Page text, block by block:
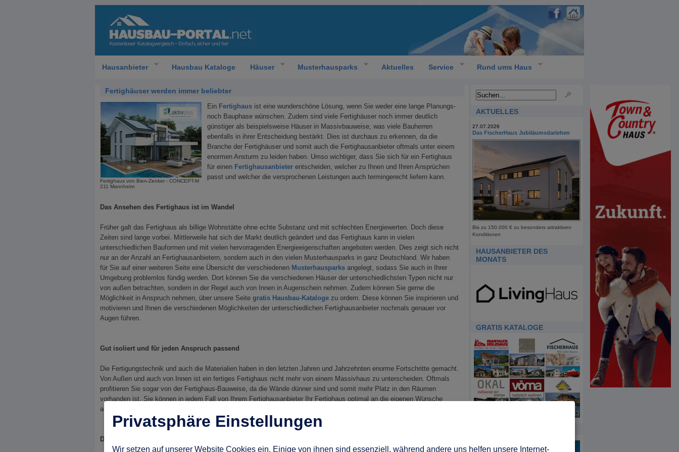
Hausanbieter Hausbau Kataloge Häuser Musterhausparks Aktuelles Service Rund ums Haus
Fertighäuser werden immer beliebter
Fertighaus von Bien-Zenker - CONCEPT-M
211 Mannheim
Ein Fertighaus ist eine wunderschöne Lösung, wenn Sie weder eine lange Planungs-
noch Bauphase wünschen. Zudem sind viele Fertighäuser noch immer deutlich
günstiger als beispielsweise Häuser in Massivbauweise, was viele Bauherren
ebenfalls in ihrer Entscheidung bestärkt. Dies ist durchaus zu erkennen, da die
Branche der Fertighäuser und somit auch die Fertighausanbieter oftmals unter einem
enormen Ansturm zu leiden haben. Umso wichtiger, dass Sie sich für ein Fertighaus
für einen Fertighausanbieter entscheiden, welcher zu Ihnen und Ihren Ansprüchen
passt und welcher die versprochenen Leistungen auch termingerecht liefern kann.
Das Ansehen des Fertighaus ist im Wandel
Früher galt das Fertighaus als billige Wohnstätte ohne echte Substanz und mit schlechten Energiewerten. Doch diese
Zeiten sind lange vorbei. Mittlerweile hat sich der Markt deutlich geändert und das Fertighaus kann in vielen
unterschiedlichen Bauformen und mit vielen hervorragenden Energieeigenschaften angeboten werden. Dies zeigt sich nicht
nur an der Anzahl an Fertighausanbietern, sondern auch in den vielen Musterhausparks in ganz Deutschland. Wir haben
für Sie auf einer weiteren Seite eine Übersicht der verschiedenen Musterhausparks angelegt, sodass Sie auch in Ihrer
Umgebung problemlos fündig werden. Dort können Sie die verschiedenen Häuser der unterschiedlichsten Typen nicht nur
von außen betrachten, sondern in der Regel auch von Innen in Augenschein nehmen. Zudem können Sie gerne die
Möglichkeit in Anspruch nehmen, über unsere Seite gratis Hausbau-Kataloge zu ordern. Diese können Sie inspirieren und
motivieren und Ihnen die verschiedenen Möglichkeiten der unterschiedlichen Fertighausanbieter nochmals genauer vor
Augen führen.
Gut isoliert und für jeden Anspruch passend
Die Fertigungstechnik und auch die Materialien haben in den letzten Jahren und Jahrzehnten enorme Fortschritte gemacht.
Von Außen und auch von Innen ist ein fertiges Fertighaus nicht mehr von einem Massivhaus zu unterscheiden. Oftmals
profitieren Sie sogar von der Fertighaus-Bauweise, da die Wände dünner sind und somit mehr Platz in den Räumen
vorhanden ist. Sie können in jedem Fall von Ihrem Fertighausanbieter Ihr Fertighaus optimal an die eigenen Wünsche
anpassen lassen.
Der Fertighausanbieter sollte zu Ihren Ansprüchen passen
AKTUELLES
27.07.2026
Das FischerHaus Jubiläumsdarlehen
Bis zu 150.000 € zu besonders attraktiven
Konditionen
HAUSANBIETER DES
MONATS
GRATIS KATALOGE
Privatsphäre Einstellungen
Wir setzen auf unserer Website Cookies ein. Einige von ihnen sind essenziell, während andere uns helfen unsere Internet-